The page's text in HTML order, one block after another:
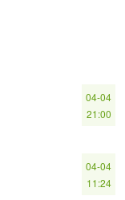
04-04
21:00
04-04
11:24